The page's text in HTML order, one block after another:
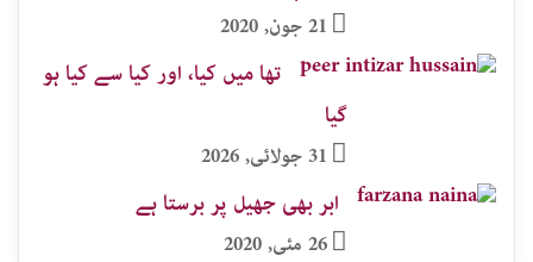
21 جون, 2020
تھا میں کیا، اور کیا سے کیا ہو
گیا
31 جولائی, 2026
ابر بھی جھیل پر برستا ہے
26 مئی, 2020